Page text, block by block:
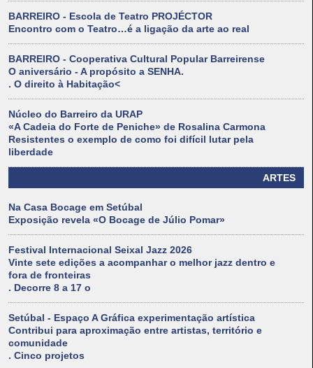
BARREIRO - Escola de Teatro PROJÉCTOR
Encontro com o Teatro…é a ligação da arte ao real
BARREIRO - Cooperativa Cultural Popular Barreirense
O aniversário - A propósito a SENHA.
. O direito à Habitação<
Núcleo do Barreiro da URAP
«A Cadeia do Forte de Peniche» de Rosalina Carmona
Resistentes o exemplo de como foi difícil lutar pela
liberdade
ARTES
Na Casa Bocage em Setúbal
Exposição revela «O Bocage de Júlio Pomar»
Festival Internacional Seixal Jazz 2026
Vinte sete edições a acompanhar o melhor jazz dentro e
fora de fronteiras
. Decorre 8 a 17 o
Setúbal - Espaço A Gráfica experimentação artística
Contribui para aproximação entre artistas, território e
comunidade
. Cinco projetos